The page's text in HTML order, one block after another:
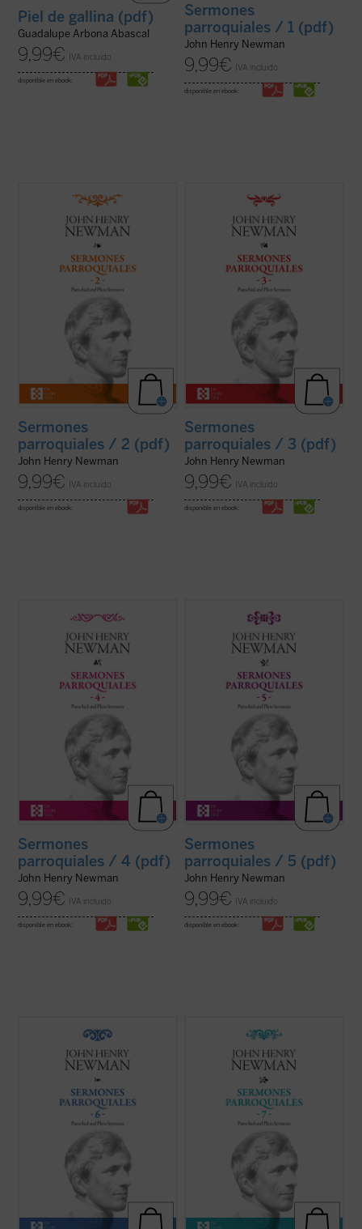
Piel de gallina (pdf)
Guadalupe Arbona Abascal
9,99€ IVA incluido
disponible en ebook:
Sermones
parroquiales / 1 (pdf)
John Henry Newman
9,99€ IVA incluido
disponible en ebook:
En estos treinta y dos sermones, John
Henry Newman vuelve a poner de
manifiesto su fuerza, frescura y audacia.
Fuerza en la verdad de su mensaje, que es
el mensaje de Dios; frescura en la palabra,
con un lenguaje cercano y familiar que se
(ver ficha)
Sermones
parroquiales / 2 (pdf)
John Henry Newman
9,99€ IVA incluido
disponible en ebook:
En este tercer volumen de la serie de los
Sermones parroquiales
se incluyen
veinticinco sermones predicados en la
iglesia de Saint Mary's en Oxford. El genio
humano y cristiano de Newman, que ya era
una autoridad no exenta de polémica en ...
Sermones
parroquiales / 3 (pdf)
John Henry Newman
9,99€ IVA incluido
disponible en ebook:
Entre 1835 y 1838, periodo al que
pertenecen los sermones que
encontramos en este cuarto volumen de la
serie de los Sermones Parroquiales,
Newman se halla en plena evolución desde
el anglicanismo hacia el catolicismo. Su
batalla contra el ... (ver ficha)
Sermones
parroquiales / 4 (pdf)
John Henry Newman
9,99€ IVA incluido
disponible en ebook:
Los veinticuatro sermones de este quinto
Sermones parroquiales
fueron predicados en su mayoría en los
años 1838-1840. Este periodo coincide
plenamente con las primeras experiencias
que acabaron conduciendo a Newman a la
Sermones
parroquiales / 5 (pdf)
John Henry Newman
9,99€ IVA incluido
disponible en ebook:
Los sermones de esta sexta entrega de los
Sermones Parroquialesfueron predicados
a lo largo de seis años, entre 1836 y el
decisivo 1841. La impresión es que
Newman seleccionó con mucho equilibrio
los veinticinco sermones de este volumen.
En 1842, tras la aparición del sexto
volumen, Newman había dado por
terminada la publicación de la serie de sus
Sermones parroquiales. En esos
momentos se hallaba inmerso en el
dramático proceso interior que culminaría
con su conversión ...(ver ficha)